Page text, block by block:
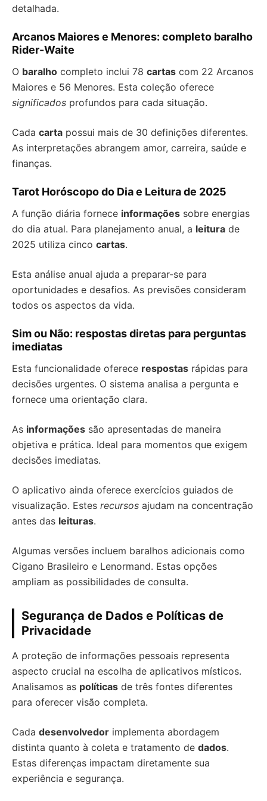
detalhada.
Arcanos Maiores e Menores: completo baralho
Rider-Waite
O baralho completo inclui 78 cartas com 22 Arcanos
Maiores e 56 Menores. Esta coleção oferece
significados profundos para cada situação.
Cada carta possui mais de 30 definições diferentes.
As interpretações abrangem amor, carreira, saúde e
finanças.
Tarot Horóscopo do Dia e Leitura de 2025
A função diária fornece informações sobre energias
do dia atual. Para planejamento anual, a leitura de
2025 utiliza cinco cartas.
Esta análise anual ajuda a preparar-se para
oportunidades e desafios. As previsões consideram
todos os aspectos da vida.
Sim ou Não: respostas diretas para perguntas
imediatas
Esta funcionalidade oferece respostas rápidas para
decisões urgentes. O sistema analisa a pergunta e
fornece uma orientação clara.
As informações são apresentadas de maneira
objetiva e prática. Ideal para momentos que exigem
decisões imediatas.
O aplicativo ainda oferece exercícios guiados de
visualização. Estes recursos ajudam na concentração
antes das leituras.
Algumas versões incluem baralhos adicionais como
Cigano Brasileiro e Lenormand. Estas opções
ampliam as possibilidades de consulta.
Segurança de Dados e Políticas de
Privacidade
A proteção de informações pessoais representa
aspecto crucial na escolha de aplicativos místicos.
Analisamos as políticas de três fontes diferentes
para oferecer visão completa.
Cada desenvolvedor implementa abordagem
distinta quanto à coleta e tratamento de dados.
Estas diferenças impactam diretamente sua
experiência e segurança.